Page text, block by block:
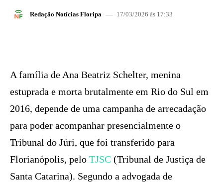
Redação Notícias Floripa 17/03/2026 às 17:33
A família de Ana Beatriz Schelter, menina
estuprada e morta brutalmente em Rio do Sul em
2016, depende de uma campanha de arrecadação
para poder acompanhar presencialmente o
Tribunal do Júri, que foi transferido para
Florianópolis, pelo TJSC (Tribunal de Justiça de
Santa Catarina). Segundo a advogada de